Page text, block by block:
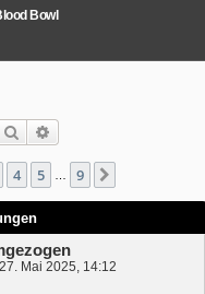
Bowl
Suche
4 5 9
27. Mai 2025, 14:12